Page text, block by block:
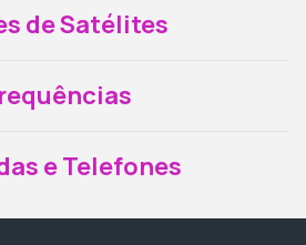
de Satélites
e Telefones